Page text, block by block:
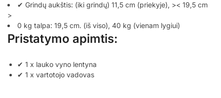
✔ Grindų aukštis: (iki grindų) 11,5 cm (priekyje), >< 19,5 cm
>
0 kg talpa:⁣ 19,5 cm. (iš viso), 40 kg (vienam lygiui)
Pristatymo apimtis:
✔ 1 x lauko vyno lentyna
✔ 1 x vartotojo vadovas